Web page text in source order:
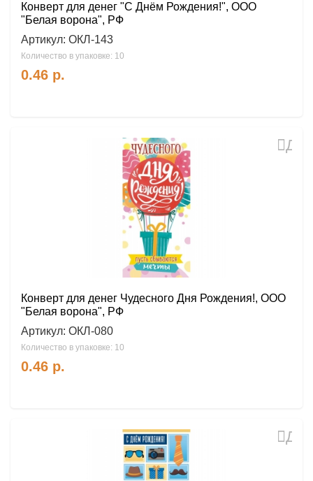
Конверт для денег "С Днём Рождения!", ООО
"Белая ворона", РФ
Артикул: ОКЛ-143
Количество в упаковке: 10
0.46 р.
Конверт для денег Чудесного Дня Рождения!, ООО
"Белая ворона", РФ
Артикул: ОКЛ-080
Количество в упаковке: 10
0.46 р.